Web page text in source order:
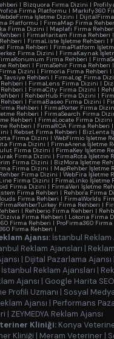
| Bizquora Firma Dizini |
Firma Platformu | Markify360
İşletme Dizini |
Platformu | FirmaMap Firma
Firma Dizini | Maplafi Firma Rehberi
| FirmaHaritam Firma Rehberi |
| FirmaListe İşletme Rehberi |
Firma Rehberi | FirmaPlatform
Firma Dizini | FirmaKaynak
Firma Rehberi |
Rehberi | FirmaSehir Firma Rehberi |
Dizini | Firmoria Firma Rehberi |
Tavsiye Rehberi | FirmaLog Firma
| FirmaLens Firma Dizini |
| FirmaCity Firma Dizini |
| RehberHub Firma Dizini |
| FirmaBaseo Firma Dizini |
Rehberi | FirmaPorter Firma
Rehberi | FirmaSearch Firma
Rehberi | FirmaLocate Firma Dizini
Rehberi | FirmaROA Firma Rehberi |
| Rebset Firma Rehberi | BizLenta
Firma Dizini | WebFirmio İşletme
Firma Dizini | FirmaArena İşletme
Firma Dizini | FirmaKey İşletme
Firma Dizini | FirmaRota İşletme
Firma Dizini | BizMora İşletme
Firma Dizini | MapRehber İşletme
Firma Dizini | WebFira İşletme
Firma Dizini | FirmaLinko İşletme
Firma Dizini | FirmaVeri İşletme
Firma Rehberi | Rehbora Firma
Firma Rehberi | FirmaWorlds
FirmaRehberTurkey Firma Rehberi |
| Rehberio Firma Rehberi |
Dizivia Firma Rehberi | Lokoria Firma
Firma Rehberi | ProFirma360
Firma Rehberi |
Ajansı: İstanbul Reklam
Reklam Ajansları |
| Dijital Pazarlama Ajansı
İstanbul Reklam Ajansları |
Ajansı | Google Harita SEO
Profili Uzmanı | Sosyal
Ajansı | Performans
| ZEYMEDYA Reklam Ajansı
Kliniği: Konya
Kliniği | Meram Veteriner |